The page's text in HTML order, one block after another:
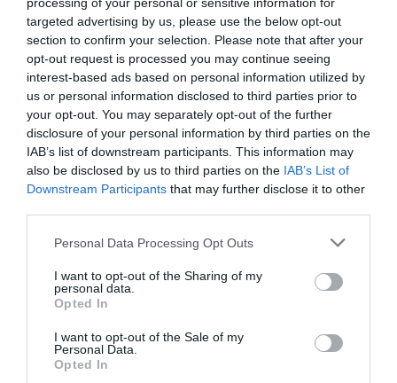
targeted advertising by us, please use the below opt-out
section to confirm your selection. Please note that after your
opt-out request is processed you may continue seeing
interest-based ads based on personal information utilized by
us or personal information disclosed to third parties prior to
your opt-out. You may separately opt-out of the further
disclosure of your personal information by third parties on the
IAB’s list of downstream participants. This information may
also be disclosed by us to third parties on the IAB’s List of
Downstream Participants that may further disclose it to other
Please note that this website/app uses one or more Google
not limited to your visit or usage behaviour. You may click to
grant or deny consent to Google and its third-party tags to
use your data for below specified purposes in below Google
consent section.
Personal Data Processing Opt Outs
I want to opt-out of the Sharing of my
personal data.
Opted In
I want to opt-out of the Sale of my
Personal Data.
Opted In
Σαν σήμερα το 1999-Αργυρός ο
«πράσινος άτλαντας»
Συγκλονιστικός ήταν ο μεγάλος αρσιβαρίστας του
Παναθηναϊκού Λεωνίδας Σαμπάνης πριν από 27 χρόνια στο
πανευρωπαϊκό πρωτάθλημα που έγινε στη Λα Κορούνια και
ο Σύλλογος δεν ξεχνά τη στιγμή.
14.04.2026 ΑΡΣΗ ΒΑΡΩΝ